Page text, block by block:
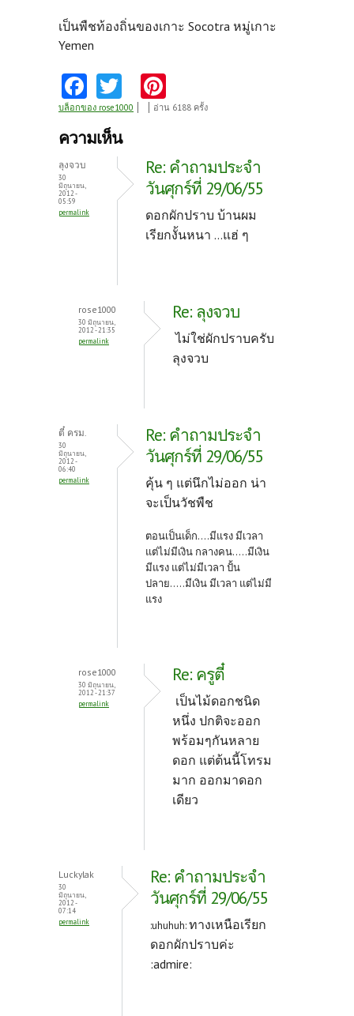
เป็นพืชท้องถิ่นของเกาะ Socotra หมู่เกาะ
Yemen
Fa
ce
b
k
w
itt
nt
es
t
บล็อกของ rose1000 อ่าน 6188 ครั้ง
ความเห็น
ลุงจวบ
30
มิถุนายน,
2012 -
05:59
permalink
Re: คำถามประจำ
วันศุกร์ที่ 29/06/55
ดอกผักปราบ บ้านผม
เรียกงั้นหนา ...แฮ่ ๆ
rose1000
30 มิถุนายน,
2012 - 21:35
permalink
Re: ลุงจวบ
ไม่ใช่ผักปราบครับ
ลุงจวบ
ตี๋ ครม.
30
มิถุนายน,
2012 -
06:40
permalink
Re: คำถามประจำ
วันศุกร์ที่ 29/06/55
คุ้น ๆ แต่นึกไม่ออก น่า
จะเป็นวัชพืช
ตอนเป็นเด็ก....มีแรง มีเวลา
แต่ไม่มีเงิน กลางคน.....มีเงิน
มีแรง แต่ไม่มีเวลา ปั้น
ปลาย.....มีเงิน มีเวลา แต่ไม่มี
แรง
rose1000
30 มิถุนายน,
2012 - 21:37
permalink
Re: ครูตี๋
เป็นไม้ดอกชนิด
หนึ่ง ปกติจะออก
พร้อมๆกันหลาย
ดอก แต่ต้นนี้โทรม
มาก ออกมาดอก
เดียว
Luckylak
30
มิถุนายน,
2012 -
07:14
permalink
Re: คำถามประจำ
วันศุกร์ที่ 29/06/55
:uhuhuh:ทางเหนือเรียก
ดอกผักปราบค่ะ
:admire: